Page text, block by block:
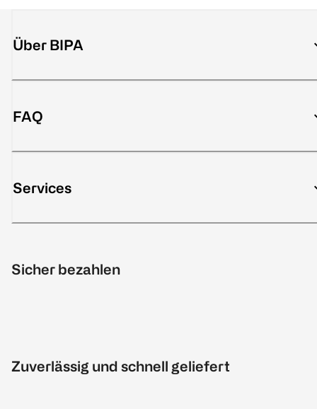
Über BIPA
FAQ
Services
Sicher bezahlen
Zuverlässig und schnell geliefert